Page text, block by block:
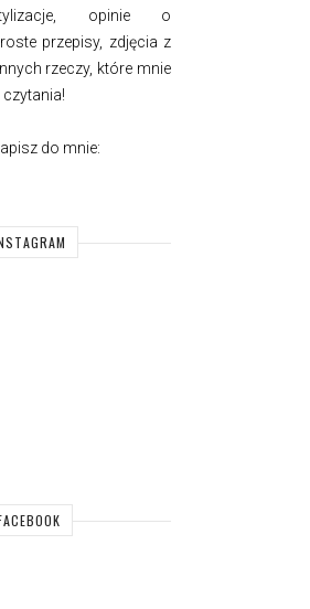
opinie o
przepisy, zdjęcia z
rzeczy, które mnie
czytania!
do mnie: